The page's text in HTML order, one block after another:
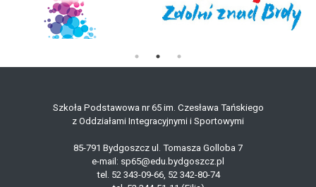
Szkoła Podstawowa nr 65 im. Czesława Tańskiego
z Oddziałami Integracyjnymi i Sportowymi
85-791 Bydgoszcz ul. Tomasza Golloba 7
e-mail: sp65@edu.bydgoszcz.pl
tel. 52 343-09-66, 52 342-80-74